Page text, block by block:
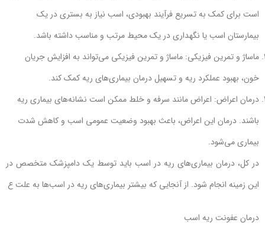
است برای کمک به تسریع فرآیند بهبودی، اسب نیاز به بستری در یک
بیمارستان اسب یا نگهداری در یک محیط مرتب و مناسب داشته باشد.
ماساژ و تمرین فیزیکی: ماساژ و تمرین فیزیکی می‌تواند به افزایش جریان
خون، بهبود عملکرد ریه و تسهیل درمان بیماری‌های ریه کمک کند.
درمان اعراض: اعراض مانند سرفه و خلط ممکن است نشانه‌های بیماری ریه
باشند. درمان این اعراض، باعث بهبود وضعیت عمومی اسب و کاهش شدت
بیماری می‌شود.
در کل، درمان بیماری‌های ریه در اسب باید توسط یک دامپزشک متخصص در
این زمینه انجام شود. از آنجایی که بیشتر بیماری‌های ریه در اسب‌ها به علت ع
درمان عفونت ریه اسب